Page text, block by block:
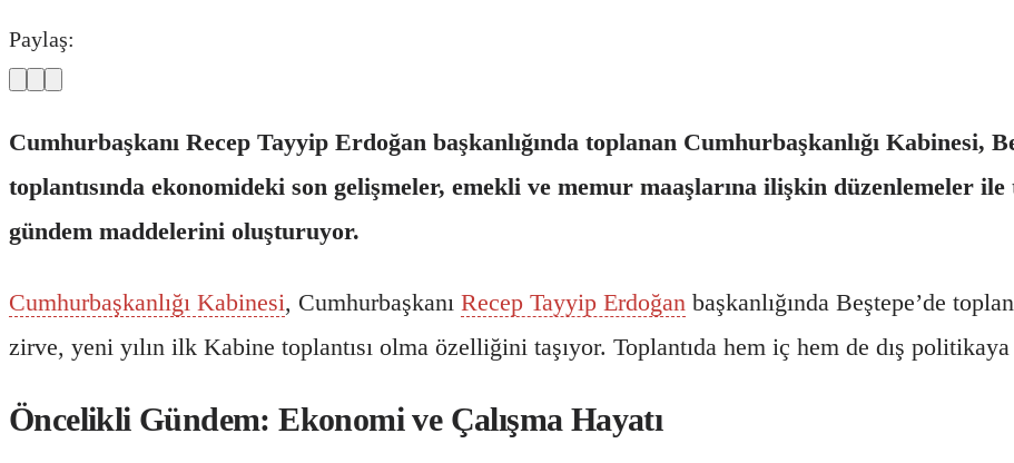
Paylaş:
Cumhurbaşkanı Recep Tayyip Erdoğan başkanlığında toplanan Cumhurbaşkanlığı Kabinesi,
toplantısında ekonomideki son gelişmeler, emekli ve memur maaşlarına ilişkin düzenlemeler
gündem maddelerini oluşturuyor.
Cumhurbaşkanlığı Kabinesi, Cumhurbaşkanı Recep Tayyip Erdoğan başkanlığında Beştepe’de
zirve, yeni yılın ilk Kabine toplantısı olma özelliğini taşıyor. Toplantıda hem iç hem de dış
Öncelikli Gündem: Ekonomi ve Çalışma Hayatı